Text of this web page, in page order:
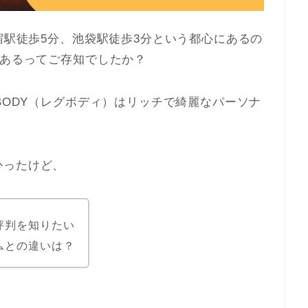
駅徒歩5分、池袋駅徒歩3分という都心にあるの
るってご存知でしたか？
（レグボディ）はリッチで綺麗なパーソナ
たけど、
判を知りたい
の違いは？